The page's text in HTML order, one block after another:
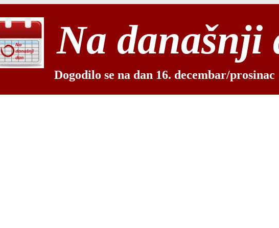
Na današnji
Dogodilo se na dan 16. decembar/prosinac